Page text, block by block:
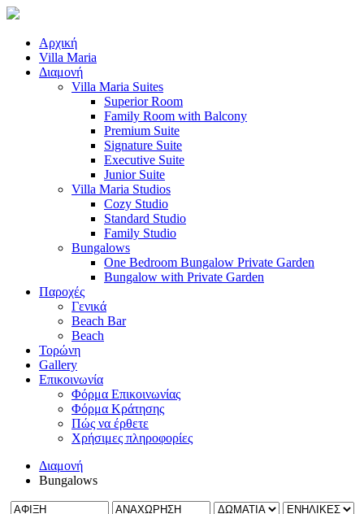
Αρχική
Villa Maria
Διαμονή
Villa Maria Suites
Superior Room
Family Room with Balcony
Premium Suite
Signature Suite
Executive Suite
Junior Suite
Villa Maria Studios
Cozy Studio
Standard Studio
Family Studio
Bungalows
One Bedroom Bungalow Private Garden
Bungalow with Private Garden
Παροχές
Γενικά
Beach Bar
Beach
Τορώνη
Gallery
Επικοινωνία
Φόρμα Επικοινωνίας
Φόρμα Κράτησης
Πώς να έρθετε
Χρήσιμες πληροφορίες
Διαμονή
Bungalows